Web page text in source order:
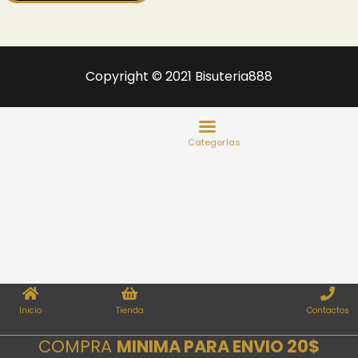
Copyright © 2021 Bisuteria888
Inicio Tienda Contactos
COMPRA MINIMA PARA ENVIO 20$